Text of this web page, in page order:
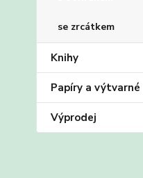
se zrcátkem
Knihy
Papíry a
Výprodej